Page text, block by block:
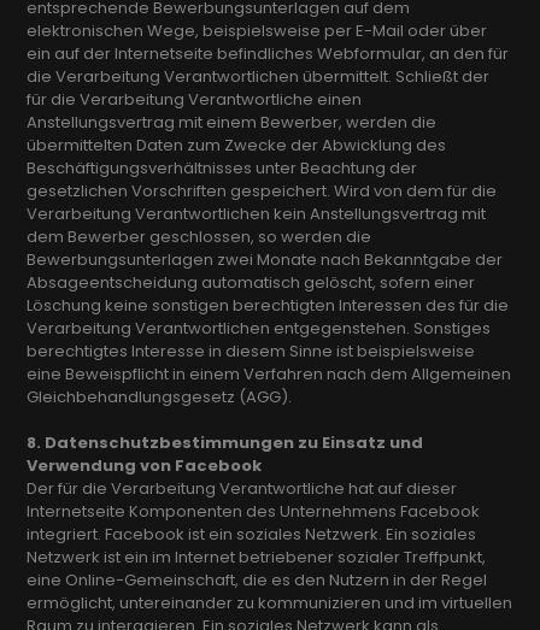
entsprechende Bewerbungsunterlagen auf dem
elektronischen Wege, beispielsweise per E-Mail oder über
ein auf der Internetseite befindliches Webformular, an den für
die Verarbeitung Verantwortlichen übermittelt. Schließt der
für die Verarbeitung Verantwortliche einen
Anstellungsvertrag mit einem Bewerber, werden die
übermittelten Daten zum Zwecke der Abwicklung des
Beschäftigungsverhältnisses unter Beachtung der
gesetzlichen Vorschriften gespeichert. Wird von dem für die
Verarbeitung Verantwortlichen kein Anstellungsvertrag mit
dem Bewerber geschlossen, so werden die
Bewerbungsunterlagen zwei Monate nach Bekanntgabe der
Absageentscheidung automatisch gelöscht, sofern einer
Löschung keine sonstigen berechtigten Interessen des für die
Verarbeitung Verantwortlichen entgegenstehen. Sonstiges
berechtigtes Interesse in diesem Sinne ist beispielsweise
eine Beweispflicht in einem Verfahren nach dem Allgemeinen
Gleichbehandlungsgesetz (AGG).
8. Datenschutzbestimmungen zu Einsatz und
Verwendung von Facebook
Der für die Verarbeitung Verantwortliche hat auf dieser
Internetseite Komponenten des Unternehmens Facebook
integriert. Facebook ist ein soziales Netzwerk. Ein soziales
Netzwerk ist ein im Internet betriebener sozialer Treffpunkt,
eine Online-Gemeinschaft, die es den Nutzern in der Regel
ermöglicht, untereinander zu kommunizieren und im virtuellen